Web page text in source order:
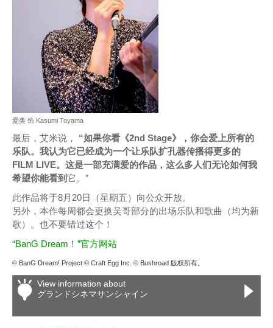
爱美 饰 Kasumi Toyama
最后，艾米说， “如果你看《2nd Stage》，你会爱上所有的
乐队。我认为它已经成为一个让乐队扩孔器传播得更多的
FILM LIVE。这是一部充满爱的作品，这么多人们无论如何我
希望你能看到它。”
此作品将于8月20日（星期五）向公众开放。
另外，本作每周都会更换吴哥部分的出场乐队和歌曲（均为新
歌）。也不要错过这个！
“BanG Dream！”官方网站
© BanG Dream! Project © Craft Egg Inc. © Bushroad 版权所有。
View information about
グランドシネマサンシャイン